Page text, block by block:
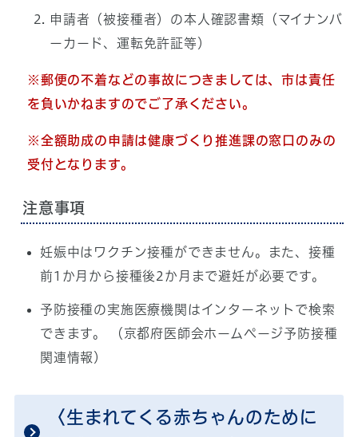
申請者（被接種者）の本人確認書類（マイナンバ
ーカード、運転免許証等）
※郵便の不着などの事故につきましては、市は責任
を負いかねますのでご了承ください。
※全額助成の申請は健康づくり推進課の窓口のみの
受付となります。
注意事項
妊娠中はワクチン接種ができません。また、接種
前1か月から接種後2か月まで避妊が必要です。
予防接種の実施医療機関はインターネットで検索
できます。 （京都府医師会ホームページ予防接種
関連情報）
〈生まれてくる赤ちゃんのために